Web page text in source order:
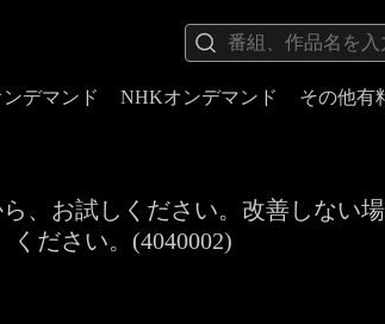
デマンド NHKオンデマンド その他有
、お試しください。改善しない
ください。(4040002)